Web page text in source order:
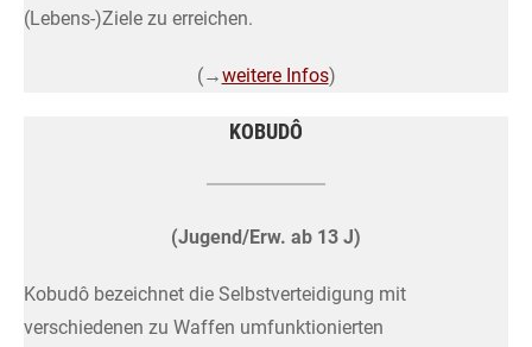
(Lebens-)Ziele zu erreichen.
(→weitere Infos)
KOBUDÔ
(Jugend/Erw. ab 13 J)
Kobudô bezeichnet die Selbstverteidigung mit
verschiedenen zu Waffen umfunktionierten